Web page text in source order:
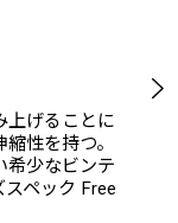
上げることに
性を持つ。
希少なビンテ
ペック Free